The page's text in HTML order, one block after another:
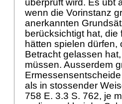
überprüft wird. Es übt
wenn die Vorinstanz
anerkannten
berücksichtigt hat,
hätten spielen
Betracht gelassen
müssen. Ausserdem
als in stossender
758 E. 3.3 S. 762, je